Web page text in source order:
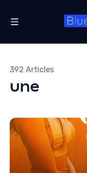
une
392 Articles